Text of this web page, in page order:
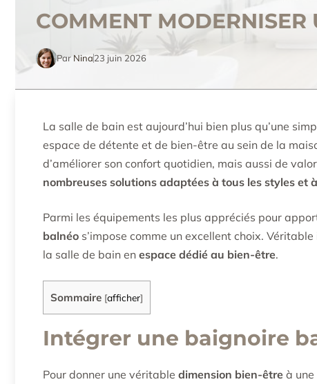
COMMENT MODERNISER
Par Nina23 juin 2026
La salle de bain est aujourd’hui bien plus qu’une
espace de détente et de bien-être au sein de la
d’améliorer son confort quotidien, mais aussi de
nombreuses solutions adaptées à tous les styles et
Parmi les équipements les plus appréciés pour
balnéo s’impose comme un excellent choix.
la salle de bain en espace dédié au bien-être.
Sommaire [afficher]
Intégrer une baignoire
Pour donner une véritable dimension bien-être à une